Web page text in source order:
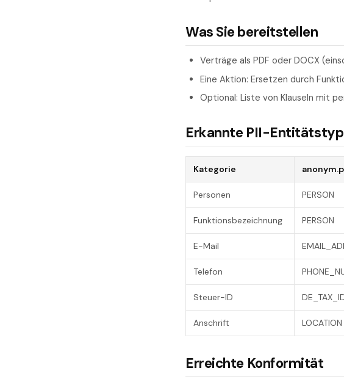
Was Sie bereitstellen
Verträge als PDF oder DOCX
Eine Aktion: Ersetzen durch
Optional: Liste von Klauseln mit
Erkannte PII-
Kategorie
Personen PERSON
Funktionsbezeichnung PERSON
E-Mail
Telefon
Steuer-ID
Anschrift LOCATION
Erreichte Konformität